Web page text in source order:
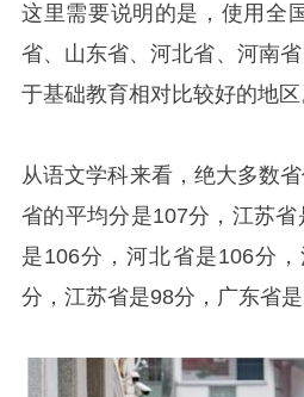
这里需要说明的是，使用全
省、山东省、河北省、河南
于基础教育相对比较好的地区
从语文学科来看，绝大多数
省的平均分是107分，江苏
是106分，河北省是106分
分，江苏省是98分，广东省是